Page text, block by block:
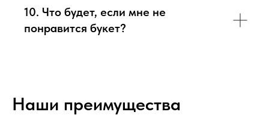
10. Что будет, если мне не
понравится букет?
Наши преимущества